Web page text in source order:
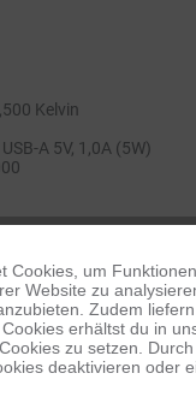
Kelvin
A 5V, 1,0A (5W)
Cookies, um
Website zu
Zudem
erhältst du in
zu setzen.
deaktivieren oder